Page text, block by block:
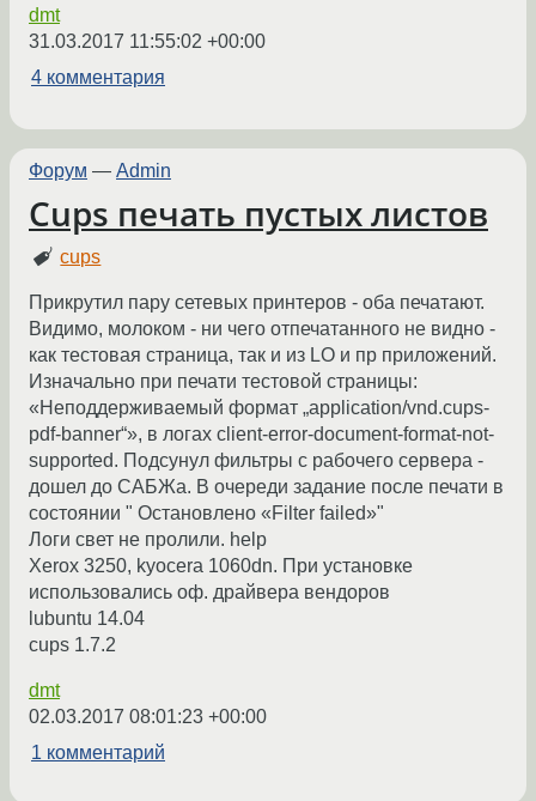
dmt
31.03.2017 11:55:02 +00:00
4 комментария
Форум — Admin
Cups печать пустых листов
cups
Прикрутил пару сетевых принтеров - оба печатают.
Видимо, молоком - ни чего отпечатанного не видно -
как тестовая страница, так и из LO и пр приложений.
Изначально при печати тестовой страницы:
«Неподдерживаемый формат „application/vnd.cups-
pdf-banner“», в логах client-error-document-format-not-
supported. Подсунул фильтры с рабочего сервера -
дошел до САБЖа. В очереди задание после печати в
состоянии " Остановлено «Filter failed»"
Логи свет не пролили. help
Xerox 3250, kyocera 1060dn. При установке
использовались оф. драйвера вендоров
lubuntu 14.04
cups 1.7.2
dmt
02.03.2017 08:01:23 +00:00
1 комментарий